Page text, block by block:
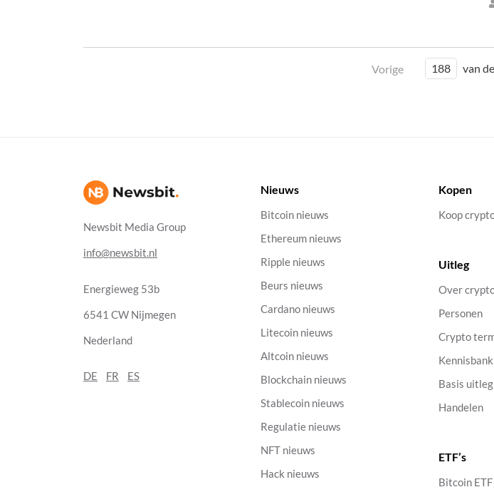
Vorige 188 van de
Newsbit Media Group
info@newsbit.nl
Energieweg 53b
6541 CW Nijmegen
Nederland
DE FR ES
Nieuws
Bitcoin nieuws
Ethereum nieuws
Ripple nieuws
Beurs nieuws
Cardano nieuws
Litecoin nieuws
Altcoin nieuws
Blockchain nieuws
Stablecoin nieuws
Regulatie nieuws
NFT nieuws
Hack nieuws
Kopen
Koop
Uitleg
Over
Personen
Crypto
Kennisbank
Basis uitleg
Handelen
ETF’s
Bitcoin ETF